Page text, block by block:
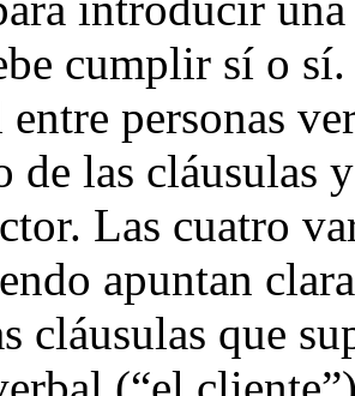
cumplir sí o
entre personas
de las cláusulas
Las cuatro
apuntan
cláusulas que